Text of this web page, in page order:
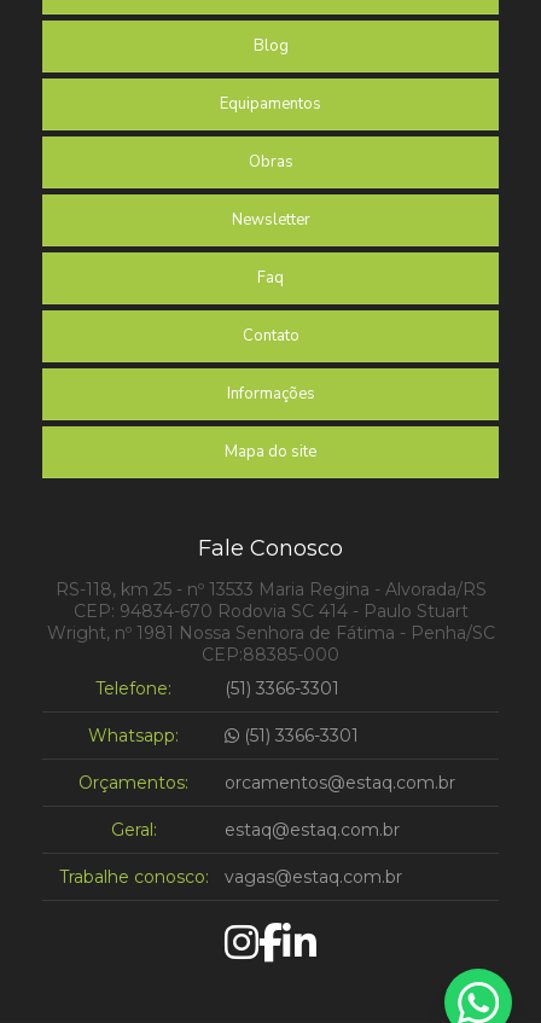
Blog
Equipamentos
Obras
Newsletter
Faq
Contato
Informações
Mapa do site
Fale Conosco
RS-118, km 25 - nº 13533 Maria Regina - Alvorada/RS
CEP: 94834-670 Rodovia SC 414 - Paulo Stuart
Wright, nº 1981 Nossa Senhora de Fátima - Penha/SC
CEP:88385-000
Telefone:
(51) 3366-3301
Whatsapp: (51) 3366-3301
Orçamentos: orcamentos@estaq.com.br
Geral: estaq@estaq.com.br
Trabalhe conosco: vagas@estaq.com.br